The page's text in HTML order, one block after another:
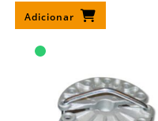
Adicionar